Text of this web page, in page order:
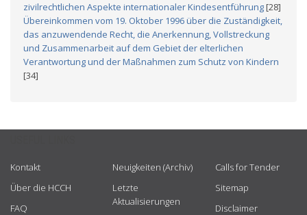
zivilrechtlichen Aspekte internationaler Kindesentführung[28]
Übereinkommen vom 19. Oktober 1996 über die Zuständigkeit,
das anzuwendende Recht, die Anerkennung, Vollstreckung
und Zusammenarbeit auf dem Gebiet der elterlichen
Verantwortung und der Maßnahmen zum Schutz von Kindern
[34]
Kontakt
Über die HCCH
FAQ
Neuigkeiten (Archiv)
Letzte
Aktualisierungen
Calls for Tender
Sitemap
Disclaimer